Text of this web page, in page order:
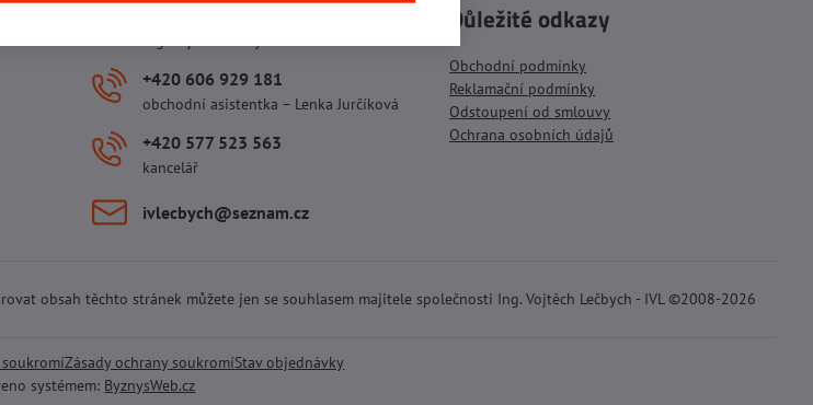
+420 606 929 181
obchodní asistentka – Lenka Jurčíková
+420 577 523 563
kancelář
ivlecbych​@seznam​.cz
Důležité odkazy
Obchodní podmínky
Reklamační podmínky
Odstoupení od smlouvy
Ochrana osobních údajů
obsah těchto stránek můžete jen se souhlasem majitele společnosti Ing. Vojtěch Lečbych - IVL ©2008-2026
Zásady ochrany soukromíStav objednávky
systémem: ByznysWeb.cz